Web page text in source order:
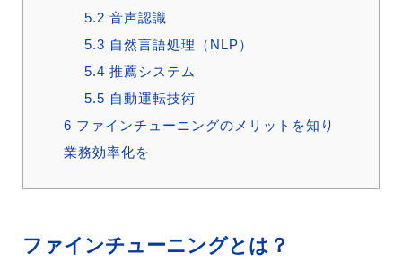
5.2 音声認識
5.3 自然言語処理（NLP）
5.4 推薦システム
5.5 自動運転技術
6 ファインチューニングのメリットを知り
業務効率化を
ファインチューニングとは？